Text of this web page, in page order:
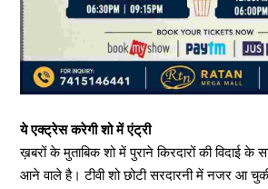
ये एक्ट्रेस करेगी शो में एंट्री
ख़बरों के मुताबिक शो में पुराने किरदारों की विदाई
आने वाले है। टीवी शो छोटी सरदारनी में नजर आ